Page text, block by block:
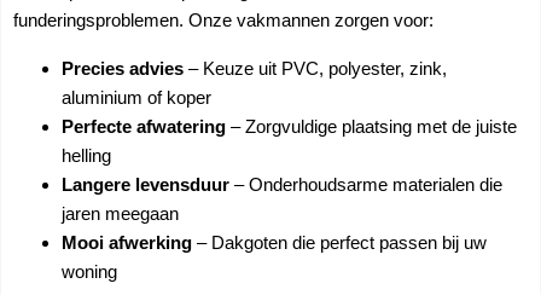
funderingsproblemen. Onze vakmannen zorgen voor:
Precies advies – Keuze uit PVC, polyester, zink,
aluminium of koper
Perfecte afwatering – Zorgvuldige plaatsing met de juiste
helling
Langere levensduur – Onderhoudsarme materialen die
jaren meegaan
Mooi afwerking – Dakgoten die perfect passen bij uw
woning